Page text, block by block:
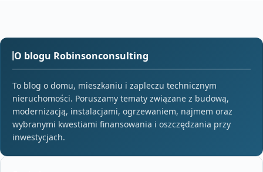
O blogu Robinsonconsulting
To blog o domu, mieszkaniu i zapleczu technicznym
nieruchomości. Poruszamy tematy związane z budową,
modernizacją, instalacjami, ogrzewaniem, najmem oraz
wybranymi kwestiami finansowania i oszczędzania przy
inwestycjach.